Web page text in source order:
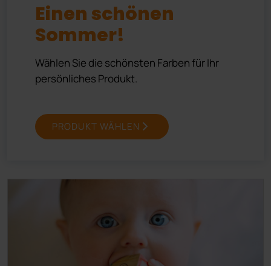
Einen schönen
Sommer!
Wählen Sie die schönsten Farben für Ihr
persönliches Produkt.
PRODUKT WÄHLEN